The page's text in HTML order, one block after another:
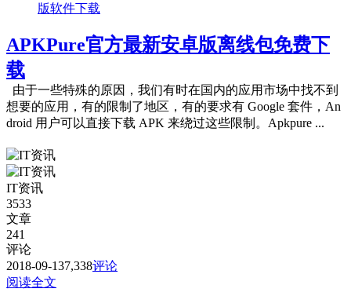
版软件下载
APKPure官方最新安卓版离线包免费下
载
由于一些特殊的原因，我们有时在国内的应用市场中找不到
想要的应用，有的限制了地区，有的要求有 Google 套件，An
droid 用户可以直接下载 APK 来绕过这些限制。Apkpure ...
IT资讯
3533
文章
241
评论
2018-09-137,338评论
阅读全文